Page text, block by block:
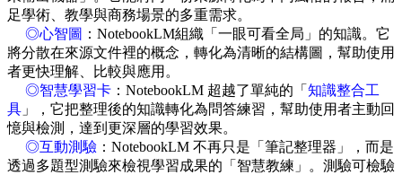
足學術、教學與商務場景的多重需求。
◎心智圖 ：NotebookLM組織「一眼可看全局」的知識。它
將分散在來源文件裡的概念，轉化為清晰的結構圖，幫助使用
者更快理解、比較與應用。
◎智慧學習卡 ：NotebookLM 超越了單純的「 知識整合工
具 」，它把整理後的知識轉化為問答練習，幫助使用者主動回
憶與檢測，達到更深層的學習效果。
◎互動測驗 ：NotebookLM 不再只是「筆記整理器」，而是
透過多題型測驗來檢視學習成果的「智慧教練」。測驗可檢驗